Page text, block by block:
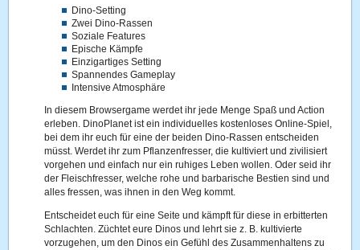
Dino-Setting
Zwei Dino-Rassen
Soziale Features
Epische Kämpfe
Einzigartiges Setting
Spannendes Gameplay
Intensive Atmosphäre
In diesem Browsergame werdet ihr jede Menge Spaß und Action
erleben. DinoPlanet ist ein individuelles kostenloses Online-Spiel,
bei dem ihr euch für eine der beiden Dino-Rassen entscheiden
müsst. Werdet ihr zum Pflanzenfresser, die kultiviert und zivilisiert
vorgehen und einfach nur ein ruhiges Leben wollen. Oder seid ihr
der Fleischfresser, welche rohe und barbarische Bestien sind und
alles fressen, was ihnen in den Weg kommt.
Entscheidet euch für eine Seite und kämpft für diese in erbitterten
Schlachten. Züchtet eure Dinos und lehrt sie z. B. kultivierte
vorzugehen, um den Dinos ein Gefühl des Zusammenhaltens zu